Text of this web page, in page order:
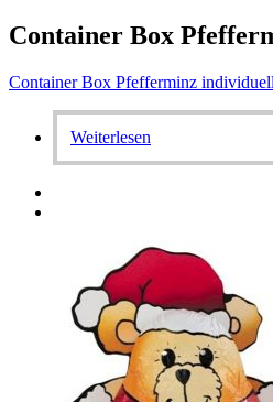
Container Box
Container Box Pfefferminz individuell
Weiterlesen